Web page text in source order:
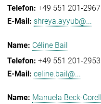
+49 551 201-2967
shreya.ayyub@...
Céline Bail
+49 551 201-2953
celine.bail@...
Manuela Beck-Corell